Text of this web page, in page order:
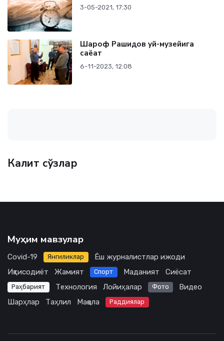
3-05-2021, 17:30
Шароф Рашидов уй-музейига
саёҳат
6-11-2023, 12:08
Калит сўзлар
Муҳим мавзулар
Covid-19 Янгиликлар
Ёш журналистлар ижоди
Иқтисодиёт
Жамият Спорт Маданият Сиёсат
Раҳбарият Технология Лойиҳалар Фото
Видео
Шарҳлар
Таҳлил Мақола Раддиялар